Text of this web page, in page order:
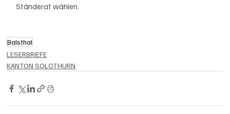
Ständerat wählen.
Balsthal
LESERBRIEFE
KANTON SOLOTHURN